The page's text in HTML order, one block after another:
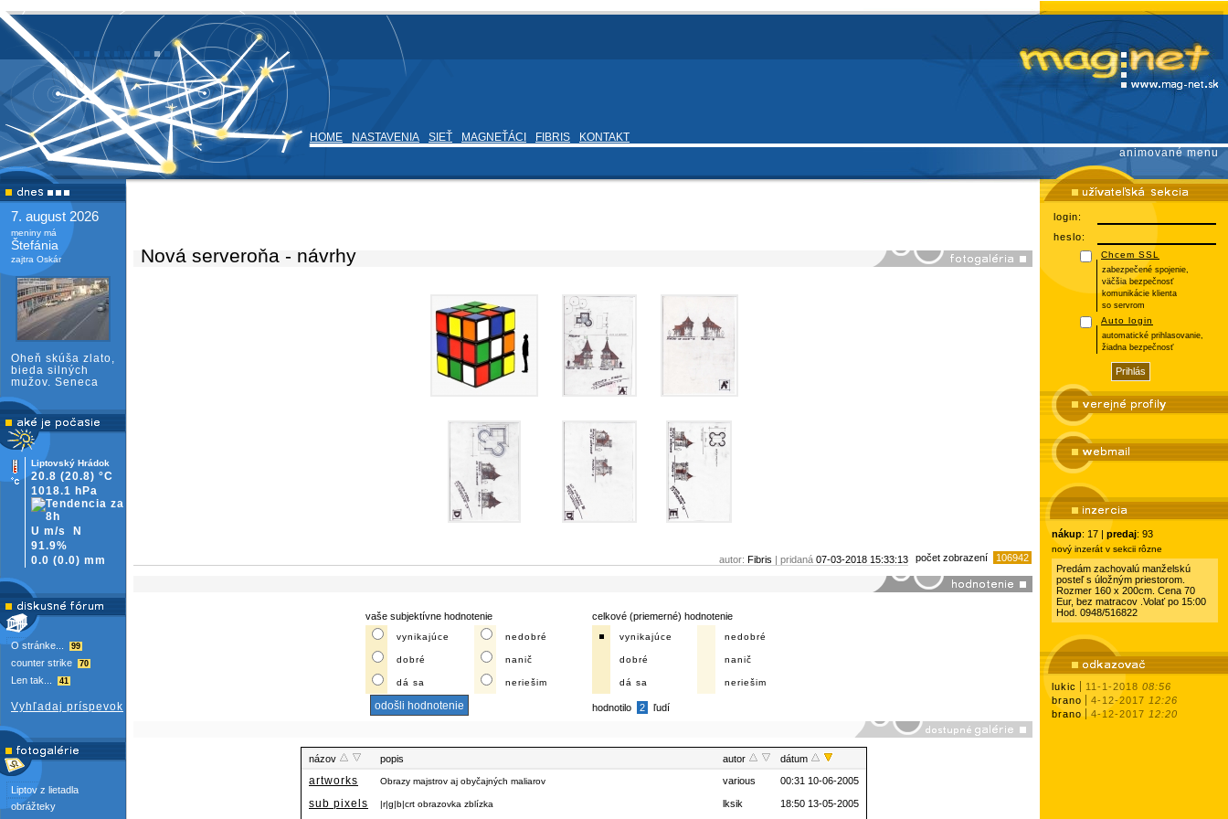
HOME NASTAVENIA SIEŤ MAGNEŤÁCI FIBRIS
KONTAKT
animované menu
7. august 2026
meniny má
Štefánia
zajtra Oskár
Oheň skúša zlato,
bieda silných
mužov. Seneca
Liptovský Hrádok
20.8 (20.8) °C
1018.1 hPa
U m/s
N
91.9%
0.0 (0.0) mm
O stránke... 99
counter strike 70
Len tak... 41
Vyhľadaj príspevok
Liptov z lietadla
obrážteky
Nová serveroňa - návrhy
autor: Fibris | pridaná 07-03-2018 15:33:13 počet zobrazení 106942
vaše subjektívne hodnotenie
vynikajúce nedobré
dobré nanič
dá sa neriešim
celkové (priemerné) hodnotenie
vynikajúce nedobré
dobré nanič
dá sa neriešim
hodnotilo 2 ľudí
názov popis autor dátum
artworks Obrazy majstrov aj obyčajných maliarov various 00:31 10-06-2005
sub pixels |r|g|b|crt obrazovka zblízka lksik 18:50 13-05-2005
login:
heslo:
Chcem SSL
zabezpečené spojenie,
väčšia bezpečnosť
komunikácie klienta
so servrom
Auto login
automatické prihlasovanie,
žiadna bezpečnosť
nákup: 17 | predaj: 93
nový inzerát v sekcii rôzne
Predám zachovalú manželskú
posteľ s úložným priestorom.
Rozmer 160 x 200cm. Cena 70
Eur, bez matracov .Volať po 15:00
Hod. 0948/516822
lukic 11-1-2018 08:56
brano
4-12-2017 12:26
brano
4-12-2017 12:20